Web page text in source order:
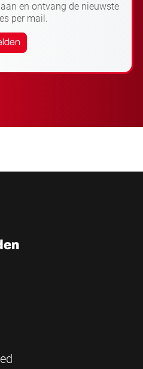
en ontvang de nieuwste
per mail.